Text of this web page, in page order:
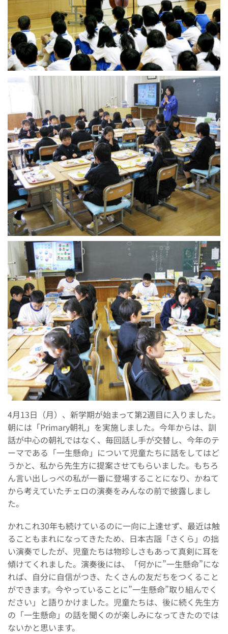
4月13日（月）、新学期が始まって第2週目に入りました。
朝には「Primary朝礼」を実施しました。今年からは、訓
話が中心の朝礼ではなく、毎回話し手が交替し、今年のテ
ーマである「一生懸命」について児童たちに話をしてはど
うかと、私から先生方に提案させてもらいました。もちろ
ん言い出しっぺの私が一番に登場することになり、かねて
から考えていたチェロの演奏をみんなの前で披露しまし
た。
かれこれ30年も続けているのに一向に上達せず、最近は触
ることもまれになってきたため、日本古謡「さくら」の拙
い演奏でしたが、児童たちは物珍しさもあって真剣に耳を
傾けてくれました。演奏後には、「何かに”一生懸命”にな
れば、自分に自信がつき、たくさんの友だちをつくること
ができます。今やっていることに”一生懸命”取り組んでく
ださい」と語りかけました。児童たちは、後に続く先生方
の「一生懸命」の話を聞くのが楽しみになってきたのでは
ないかと思います。